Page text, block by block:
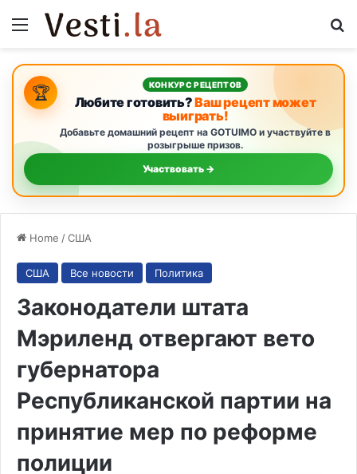
Menu
🏆 КОНКУРС РЕЦЕПТОВ
Любите готовить?Ваш рецепт может
выиграть!
Добавьте домашний рецепт на GOTUIMO и участвуйте в
розыгрыше призов.
Участвовать →
Home /США
США Все новости Политика
Законодатели штата
Мэриленд отвергают вето
губернатора
Республиканской партии на
принятие мер по реформе
полиции